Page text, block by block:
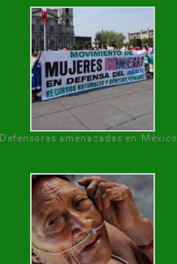
Defensoras amenazadas en México